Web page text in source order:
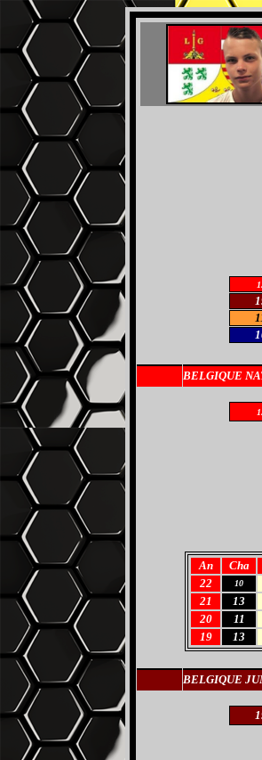
BELGIQUE
An Cha
22
10
21
13
20
11
19
13
BELGIQUE